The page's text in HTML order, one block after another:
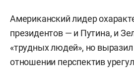
Американский лидер
президентов — и Путина, и
«трудных людей», но
отношении перспектив